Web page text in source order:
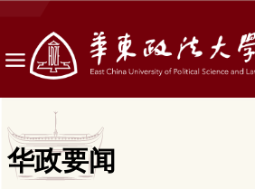
ECUPL
ECUPL
ECUPL
华政要闻